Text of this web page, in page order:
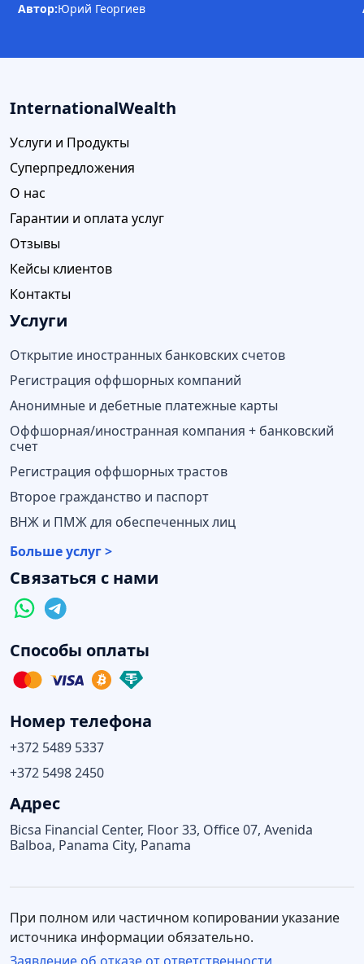
Автор:Юрий Георгиев
InternationalWealth
Услуги и Продукты
Суперпредложения
О нас
Гарантии и оплата услуг
Отзывы
Кейсы клиентов
Контакты
Услуги
Открытие иностранных банковских счетов
Регистрация оффшорных компаний
Анонимные и дебетные платежные карты
Оффшорная/иностранная компания + банковский
счет
Регистрация оффшорных трастов
Второе гражданство и паспорт
ВНЖ и ПМЖ для обеспеченных лиц
Больше услуг >
Связаться с нами
Способы оплаты
Номер телефона
+372 5489 5337
+372 5498 2450
Адрес
Bicsa Financial Center, Floor 33, Office 07, Avenida
Balboa, Panama City, Panama
При полном или частичном копировании указание
источника информации обязательно.